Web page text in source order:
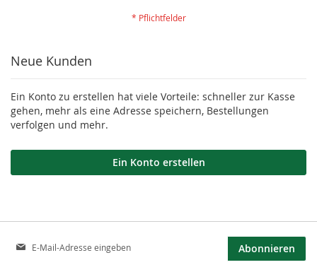
Neue Kunden
Ein Konto zu erstellen hat viele Vorteile: schneller zur Kasse
gehen, mehr als eine Adresse speichern, Bestellungen
verfolgen und mehr.
Ein Konto erstellen
Anmeldung
Abonnieren